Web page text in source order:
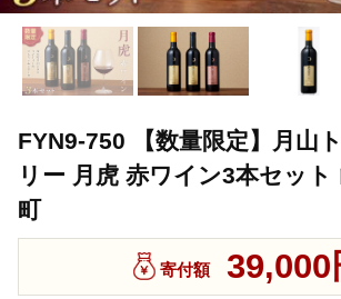
FYN9-750 【数量限定】月山
リー 月虎 赤ワイン3本セット
町
寄付額 39,000